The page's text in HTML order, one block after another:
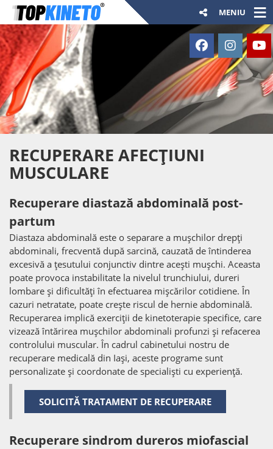
MENIU
RECUPERARE AFECȚIUNI
MUSCULARE
Recuperare diastază abdominală post-
partum
Diastaza abdominală este o separare a mușchilor drepți
abdominali, frecventă după sarcină, cauzată de întinderea
excesivă a țesutului conjunctiv dintre acești mușchi. Aceasta
poate provoca instabilitate la nivelul trunchiului, dureri
lombare și dificultăți în efectuarea mișcărilor cotidiene. În
cazuri netratate, poate crește riscul de hernie abdominală.
Recuperarea implică exerciții de kinetoterapie specifice, care
vizează întărirea mușchilor abdominali profunzi și refacerea
controlului muscular. În cadrul cabinetului nostru de
recuperare medicală din Iași, aceste programe sunt
personalizate și coordonate de specialiști cu experiență.
SOLICITĂ TRATAMENT DE RECUPERARE
Recuperare sindrom dureros miofascial